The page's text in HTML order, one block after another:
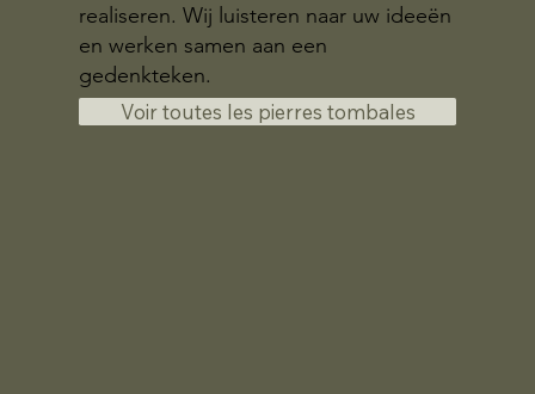
realiseren. Wij luisteren naar uw ideeën
en werken samen aan een
gedenkteken.
Voir toutes les pierres tombales